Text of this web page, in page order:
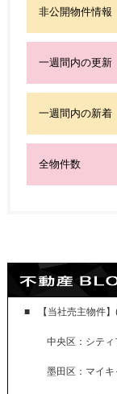
非公開物件情報
一週間内の更新
一週間内の新着
全物件数
【当社売主物件
中央区：シテ
墨田区：マイ